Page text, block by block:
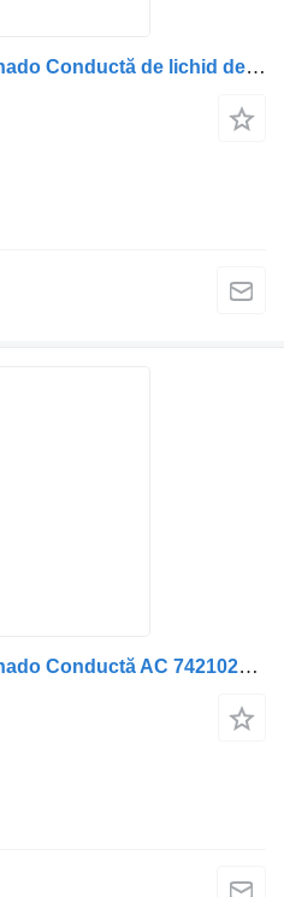
Mangueira de ar condicionado Conductă de lichid de răcire 5010491778 para camião Renault (cod: )
Mangueira de ar condicionado Conductă AC 7421023472 para camião Renault 7421023472